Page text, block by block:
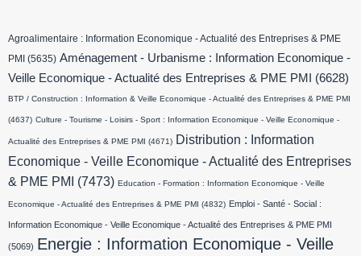
Agroalimentaire : Information Economique - Actualité des Entreprises & PME
PMI (5635) Aménagement - Urbanisme : Information Economique -
Veille Economique - Actualité des Entreprises & PME PMI
(6628)
BTP / Construction : Information & Veille Economique - Actualité des Entreprises & PME PMI
(4637) Culture - Tourisme - Loisirs - Sport : Information Economique - Veille Economique -
Actualité des Entreprises & PME PMI (4671) Distribution : Information
Economique - Veille Economique - Actualité des Entreprises
& PME PMI
(7473) Education - Formation : Information Economique - Veille
Economique - Actualité des Entreprises & PME PMI (4832) Emploi - Santé - Social :
Information Economique - Veille Economique - Actualité des Entreprises & PME PMI
(5069) Energie : Information Economique - Veille